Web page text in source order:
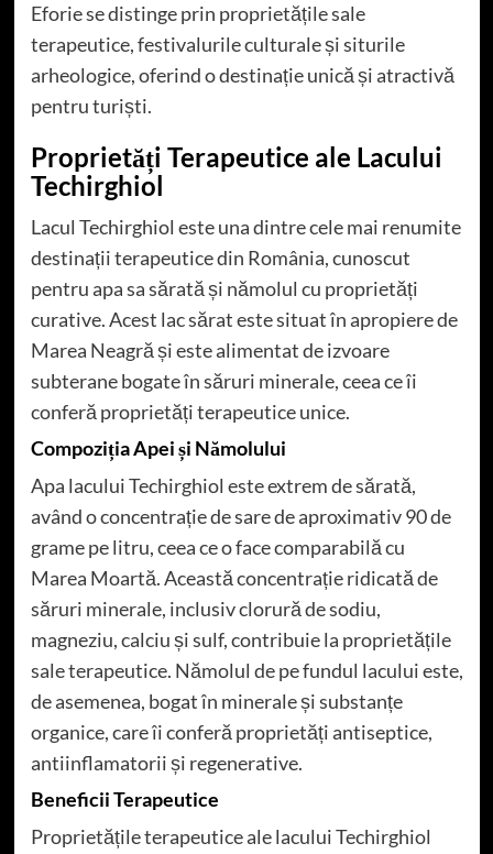
Eforie se distinge prin proprietățile sale
terapeutice, festivalurile culturale și siturile
arheologice, oferind o destinație unică și atractivă
pentru turiști.
Proprietăți Terapeutice ale Lacului
Techirghiol
Lacul Techirghiol este una dintre cele mai renumite
destinații terapeutice din România, cunoscut
pentru apa sa sărată și nămolul cu proprietăți
curative. Acest lac sărat este situat în apropiere de
Marea Neagră și este alimentat de izvoare
subterane bogate în săruri minerale, ceea ce îi
conferă proprietăți terapeutice unice.
Compoziția Apei și Nămolului
Apa lacului Techirghiol este extrem de sărată,
având o concentrație de sare de aproximativ 90 de
grame pe litru, ceea ce o face comparabilă cu
Marea Moartă. Această concentrație ridicată de
săruri minerale, inclusiv clorură de sodiu,
magneziu, calciu și sulf, contribuie la proprietățile
sale terapeutice. Nămolul de pe fundul lacului este,
de asemenea, bogat în minerale și substanțe
organice, care îi conferă proprietăți antiseptice,
antiinflamatorii și regenerative.
Beneficii Terapeutice
Proprietățile terapeutice ale lacului Techirghiol